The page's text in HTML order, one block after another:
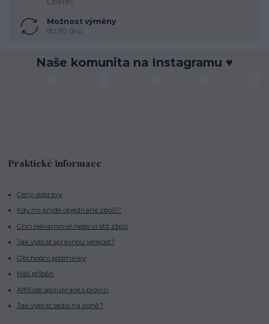
Možnost výměny
do 30 dnů
Naše komunita na Instagramu ♥
Praktické informace
Ceny dopravy
Kdy mi přijde objednané zboží?
Chci reklamovat nebo vrátit zboží
Jak vybrat správnou velikost?
Obchodní podmínky
Náš příběh
Affiliate spolupráce s provizí
Jak vybrat sedlo na koně?